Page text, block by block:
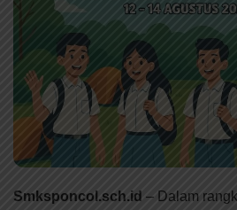
Smksponcol.sch.id – Dalam